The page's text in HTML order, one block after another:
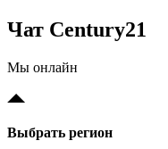
Чат Century21
Мы онлайн
Выбрать регион